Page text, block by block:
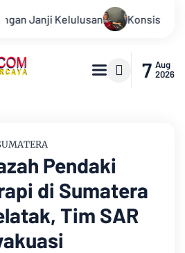
Sinsen Gelar Donor Darah
7 Aug
2026
Pendaki
di Sumatera
Tim SAR